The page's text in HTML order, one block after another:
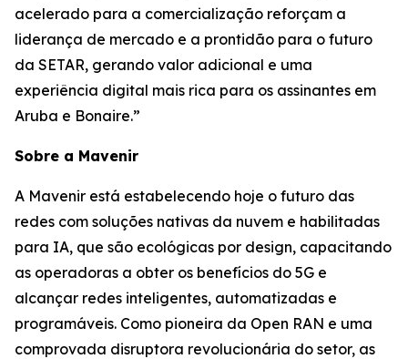
acelerado para a comercialização reforçam a
liderança de mercado e a prontidão para o futuro
da SETAR, gerando valor adicional e uma
experiência digital mais rica para os assinantes em
Aruba e Bonaire.”
Sobre a Mavenir
A Mavenir está estabelecendo hoje o futuro das
redes com soluções nativas da nuvem e habilitadas
para IA, que são ecológicas por design, capacitando
as operadoras a obter os benefícios do 5G e
alcançar redes inteligentes, automatizadas e
programáveis. Como pioneira da Open RAN e uma
comprovada disruptora revolucionária do setor, as